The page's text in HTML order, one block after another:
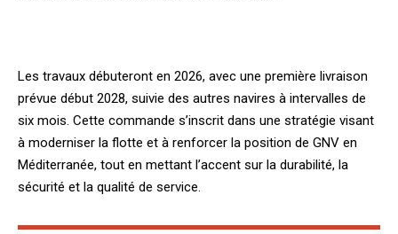
Les travaux débuteront en 2026, avec une première livraison
prévue début 2028, suivie des autres navires à intervalles de
six mois. Cette commande s’inscrit dans une stratégie visant
à moderniser la flotte et à renforcer la position de GNV en
Méditerranée, tout en mettant l’accent sur la durabilité, la
sécurité et la qualité de service.